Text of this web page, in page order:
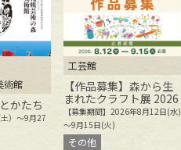
術館
かたち
）～9月27
工芸館
【作品募集】森から生
まれたクラフト展 2026
【募集期間】2026年8月12日(水)
～9月15日(火)
その他